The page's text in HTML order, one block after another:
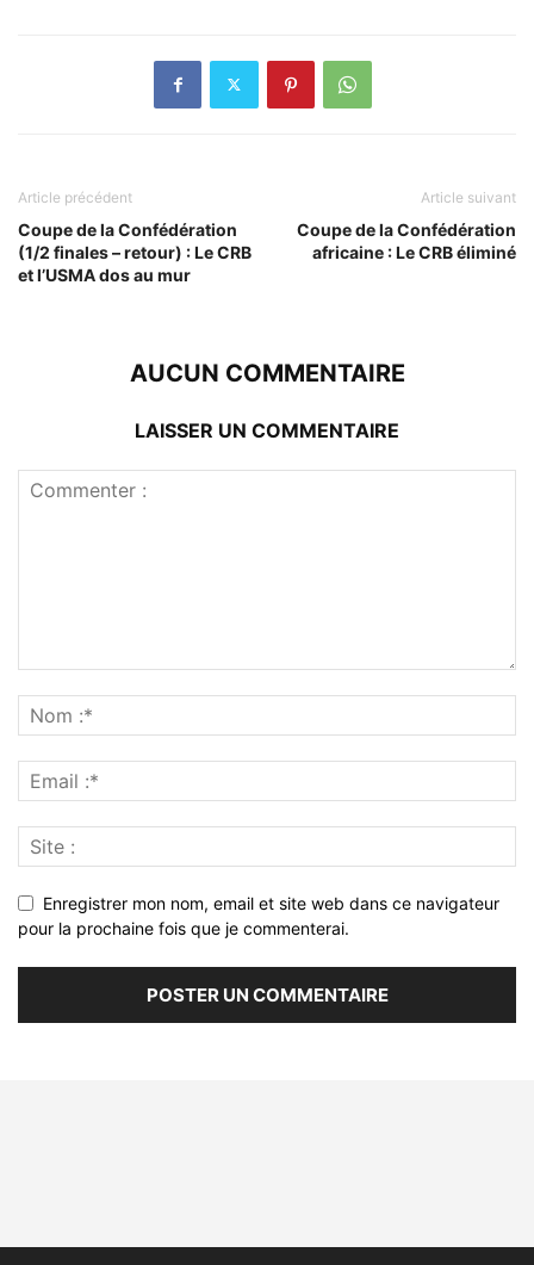
Article précédent
Coupe de la Confédération
(1/2 finales – retour) : Le CRB
et l’USMA dos au mur
Article suivant
Coupe de la Confédération
africaine : Le CRB éliminé
AUCUN COMMENTAIRE
LAISSER UN COMMENTAIRE
Enregistrer mon nom, email et site web dans ce navigateur
pour la prochaine fois que je commenterai.